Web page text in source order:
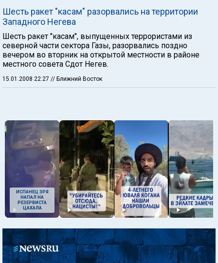
Шесть ракет "касам" разорвались на территории
Западного Негева
Шесть ракет "касам", выпущенных террористами из
северной части сектора Газы, разорвались поздно
вечером во вторник на открытой местности в районе
местного совета Сдот Негев.
15.01.2008 22:27 // Ближний Восток
ИСПАНЕЦ ЗРЯ
НАПАЛ НА
РЕЗЕРВИСТА
ЦАХАЛА